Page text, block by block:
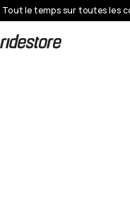
Tout le temps sur toutes les